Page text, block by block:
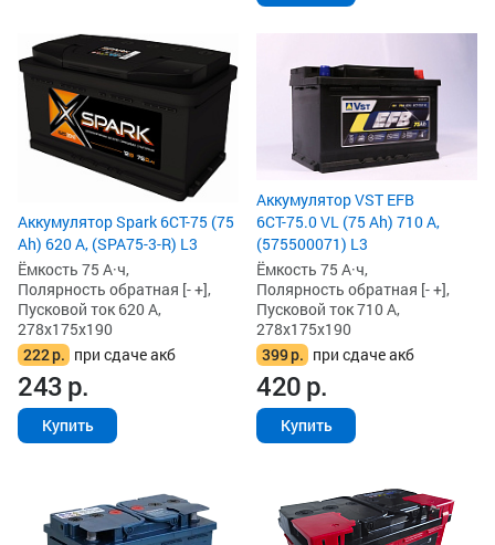
Аккумулятор Spark 6СТ-75 (75
Ah) 620 А, (SPA75-3-R) L3
Ёмкость 75 А·ч,
Полярность обратная [- +],
Пусковой ток 620 А,
278x175x190
222р. при сдаче акб
243р.
Купить
Аккумулятор VST EFB
6СТ-75.0 VL (75 Ah) 710 А,
(575500071) L3
Ёмкость 75 А·ч,
Полярность обратная [- +],
Пусковой ток 710 А,
278x175x190
399р. при сдаче акб
420р.
Купить